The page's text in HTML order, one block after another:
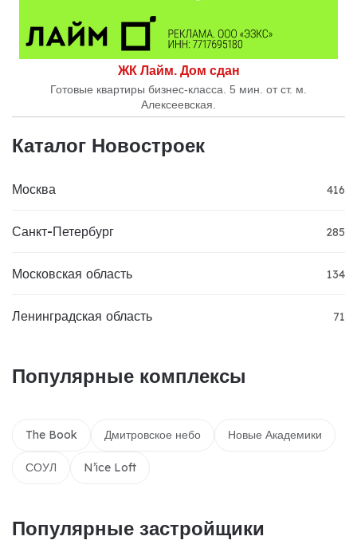
ЖК Лайм. Дом сдан
Готовые квартиры бизнес-класса. 5 мин. от ст. м.
Алексеевская.
Каталог Новостроек
Москва 416
Санкт-Петербург 285
Московская область 134
Ленинградская область 71
Популярные комплексы
The Book Дмитровское небо Новые Академики
СОУЛ N’ice Loft
Популярные застройщики